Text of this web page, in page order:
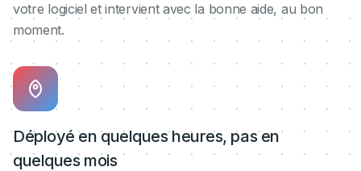
votre logiciel et intervient avec la bonne aide, au bon
moment.
Déployé en quelques heures, pas en
quelques mois